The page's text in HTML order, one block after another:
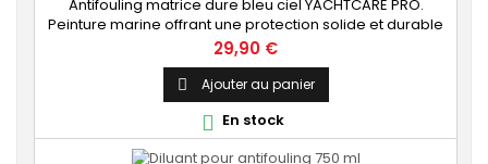
Antifouling matrice dure bleu ciel YACHTCARE PRO.
Peinture marine offrant une protection solide et durable
pour les bateaux en polyester, bois et acier
(INCOMPATIBLE coques aluminium). ⚙️ [Résistant]
Protection solide, durable et anti-salissures qui
repoussera algues et coquillages durant une saison
complète. 🔝 [Idéal pour les bateaux rapides] Permet...
Prix
29,90 €
 Ajouter au panier
 En stock